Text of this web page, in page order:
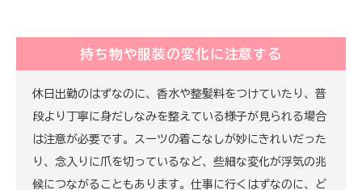
持ち物や服装の変化に注意する
休日出勤のはずなのに、香水や整髪料をつけていたり、普
段より丁寧に身だしなみを整えている様子が見られる場合
は注意が必要です。スーツの着こなしが妙にきれいだった
り、念入りに爪を切っているなど、些細な変化が浮気の兆
候につながることもあります。仕事に行くはずなのに、ど